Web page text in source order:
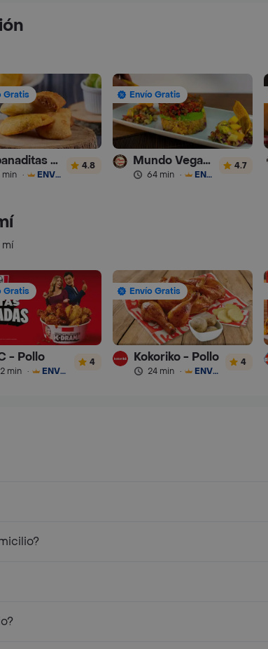
Gratis
Empanaditas de Pipian - Empanadas
min · ENVÍO GRATIS
4.8
Envío Gratis
Mundo Vegano
64 min · ENVÍO GRATIS
4.7
Gratis
- Pollo
min · ENVÍO GRATIS
4
Envío Gratis
Kokoriko - Pollo
24 min · ENVÍO GRATIS
4